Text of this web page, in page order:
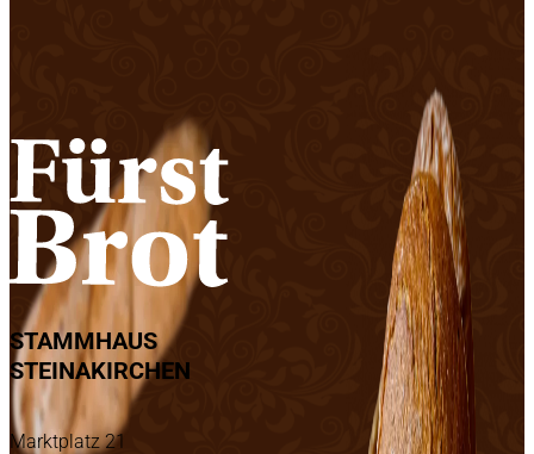
STAMMHAUS
STEINAKIRCHEN
Marktplatz 21